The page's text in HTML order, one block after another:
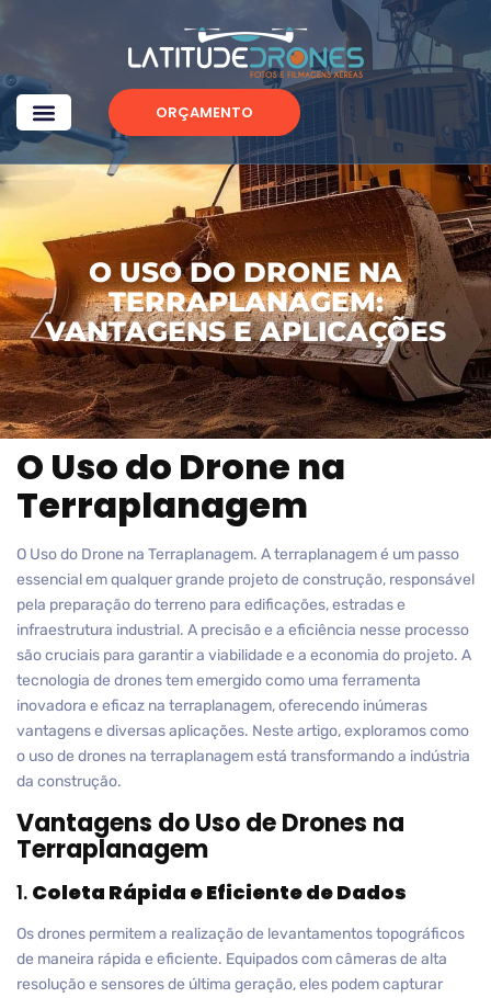
ORÇAMENTO
O USO DO DRONE NA
TERRAPLANAGEM:
VANTAGENS E APLICAÇÕES
O Uso do Drone na
Terraplanagem
O Uso do Drone na Terraplanagem. A terraplanagem é um passo
essencial em qualquer grande projeto de construção, responsável
pela preparação do terreno para edificações, estradas e
infraestrutura industrial. A precisão e a eficiência nesse processo
são cruciais para garantir a viabilidade e a economia do projeto. A
tecnologia de drones tem emergido como uma ferramenta
inovadora e eficaz na terraplanagem, oferecendo inúmeras
vantagens e diversas aplicações. Neste artigo, exploramos como
o uso de drones na terraplanagem está transformando a indústria
da construção.
Vantagens do Uso de Drones na
Terraplanagem
1. Coleta Rápida e Eficiente de Dados
Os drones permitem a realização de levantamentos topográficos
de maneira rápida e eficiente. Equipados com câmeras de alta
resolução e sensores de última geração, eles podem capturar